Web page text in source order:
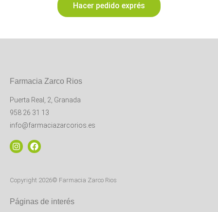
Hacer pedido exprés
Farmacia Zarco Rios
Puerta Real, 2, Granada
958 26 31 13
info@farmaciazarcorios.es
Copyright 2026© Farmacia Zarco Rios
Páginas de interés